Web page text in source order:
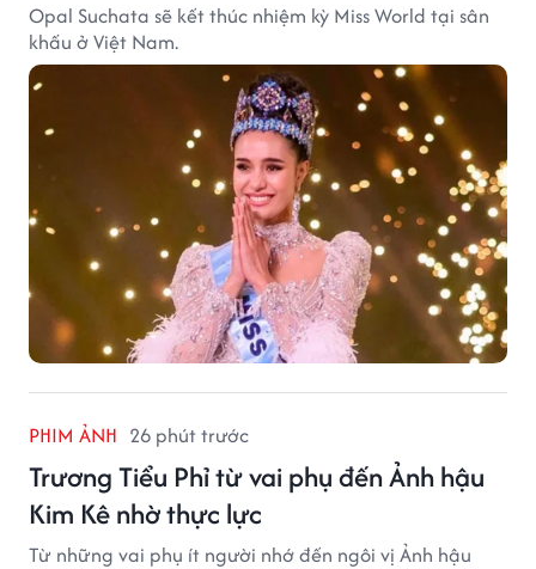
Opal Suchata sẽ kết thúc nhiệm kỳ Miss World tại sân
khấu ở Việt Nam.
PHIM ẢNH 26 phút trước
Trương Tiểu Phỉ từ vai phụ đến Ảnh hậu
Kim Kê nhờ thực lực
Từ những vai phụ ít người nhớ đến ngôi vị Ảnh hậu